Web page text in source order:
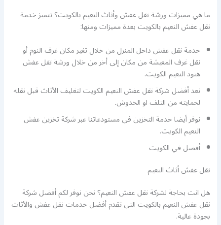
ما هي مميزات ورشة نقل عفش وأثاث النعيم بالكويت؟ تتميز خدمة
نقل عفش النعيم بالكويت بعدة مميزات ومنها:
خدمة نقل عفش داخل المنزل من خلال تغير مكان غرف النوم أو
نقل غرف المعيشة من مكان إلى أخر من خلال ورشة نقل عفش
هنود النعيم الكويت.
نعد أفضل شركة نقل عفش النعيم الكويت لتغليف الأثاث قبل نقله
لحمايته من التلف او الخدوش.
نوفر أيضا خدمة التخزين في مستودعاتنا عبر شركة تخزين عفش
النعيم الكويت.
أفضلفي الكويت
نقل عفش أثاث النعيم
هل انت بحاجة لشركة نقل عفش النعيم؟ نحن نوفر لكم أفضل شركة
نقل عفش النعيم بالكويت التي تقدم أفضل خدمات نقل عفش والأثاث
بجودة عالية.